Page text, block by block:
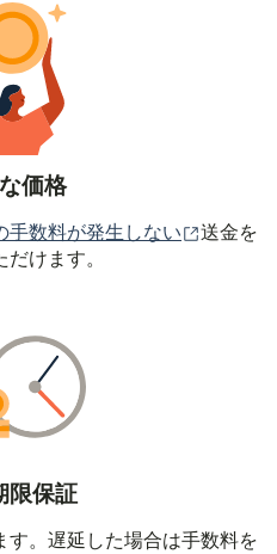
価格
手数料が発生しない （別ウ
送金を
だけます。
限保証
す。遅延した場合は手数料を